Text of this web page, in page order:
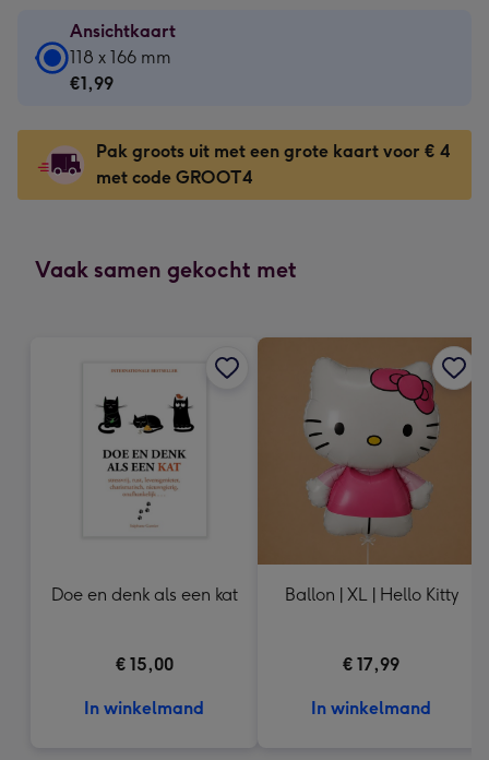
Ansichtkaart
Ansichtkaart
-
-
118
x
-
118 x 166 mm
€1,99
Pak groots uit met een grote kaart voor € 4
met code GROOT4
Vaak samen gekocht met
Doe en denk als een kat
€ 15,00
In winkelmand
Ballon | XL | Hello Kitty
€ 17,99
In winkelmand